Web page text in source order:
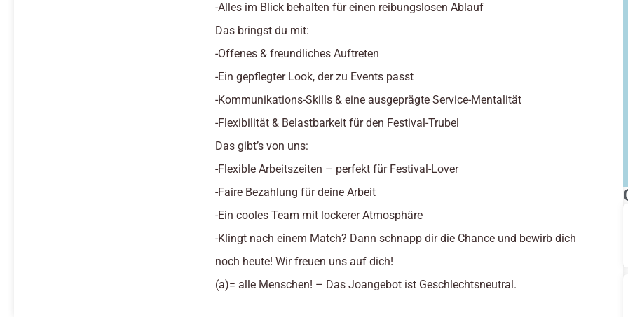
-Alles im Blick behalten für einen reibungslosen Ablauf
Das bringst du mit:
-Offenes & freundliches Auftreten
-Ein gepflegter Look, der zu Events passt
-Kommunikations-Skills & eine ausgeprägte Service-Mentalität
-Flexibilität & Belastbarkeit für den Festival-Trubel
Das gibt’s von uns:
-Flexible Arbeitszeiten – perfekt für Festival-Lover
-Faire Bezahlung für deine Arbeit
-Ein cooles Team mit lockerer Atmosphäre
-Klingt nach einem Match? Dann schnapp dir die Chance und bewirb dich
noch heute! Wir freuen uns auf dich!
(a)= alle Menschen! – Das Joangebot ist Geschlechtsneutral.